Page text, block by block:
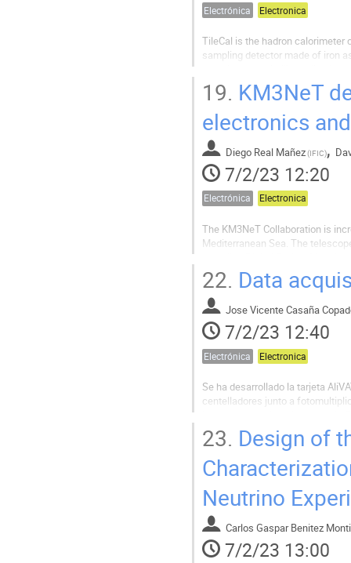
Electrónica Electronica
TileCal is the hadron calorimeter
sampling detector made of iron
the LHC clock, and the...
19. KM3NeT
electronics
Diego Real Mañez(IFIC),
7/2/23 12:20
Electrónica Electronica
The KM3NeT Collaboration is
Mediterranean Sea. The
the development of the
22. Data
Jose Vicente Casaña
7/2/23 12:40
Electrónica Electronica
Se ha desarrollado la tarjeta
centelladores junto a
Diversas tarjetas electrónicas
23. Design of
Neutrino
Carlos Gaspar Benitez
7/2/23 13:00